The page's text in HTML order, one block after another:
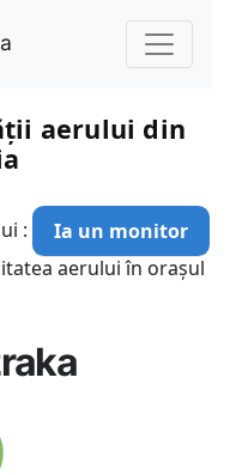
aerului din
:
Ia un monitor
aerului în orașul